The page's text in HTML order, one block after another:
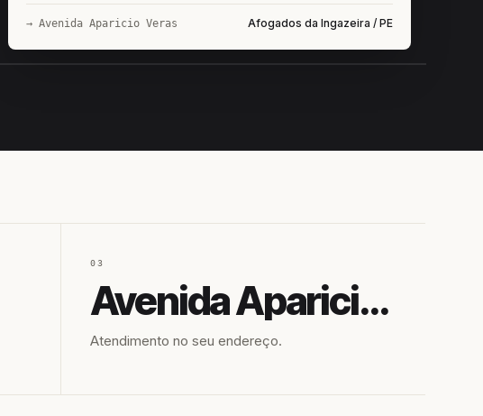
→ Avenida Aparicio Veras Afogados da Ingazeira / PE
03
Avenida Aparicio Veras
Atendimento no seu endereço.